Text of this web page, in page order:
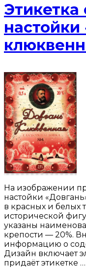
Этикетка
настойки
На изображении
настойки
в красных и белых
исторической
указаны
крепости — 20%.
информацию о
Дизайн включает
придаёт этикетке …